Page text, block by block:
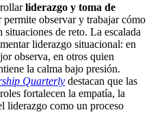
liderazgo y toma de
observar y trabajar cómo
de reto. La escalada
liderazgo situacional: en
observa, en otros quien
la calma bajo presión.
Quarterly destacan que las
fortalecen la empatía, la
liderazgo como un proceso